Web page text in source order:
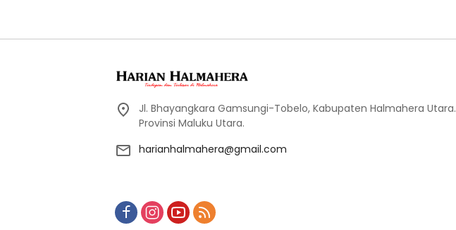
Jl. Bhayangkara Gamsungi-Tobelo, Kabupaten Halmahera Utara.
Provinsi Maluku Utara.
harianhalmahera@gmail.com